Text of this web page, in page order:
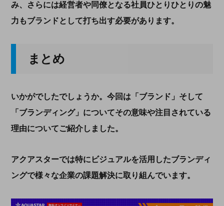
み、さらには経営者や同僚となる社員ひとりひとりの魅
力もブランドとして打ち出す必要があります。
まとめ
いかがでしたでしょうか。今回は「ブランド」そして
「ブランディング」についてその意味や注目されている
理由についてご紹介しました。
アクアスターでは特にビジュアルを活用したブランディ
ングで様々な企業の課題解決に取り組んでいます。